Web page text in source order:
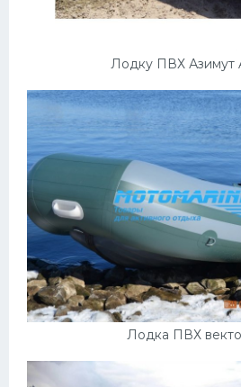
Лодку ПВХ Азимут
Лодка ПВХ